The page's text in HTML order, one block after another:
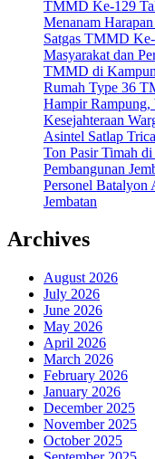
TMMD Ke-129
Menanam
Satgas TMMD
Masyarakat dan
TMMD di
Rumah Type 36
Hampir
Kesejahteraan
Asintel Satlap
Ton Pasir Timah
Pembangunan
Personel Batalyon
Jembatan
Archives
August 2026
July 2026
June 2026
May 2026
April 2026
March 2026
February 2026
January 2026
December 2025
November 2025
October 2025